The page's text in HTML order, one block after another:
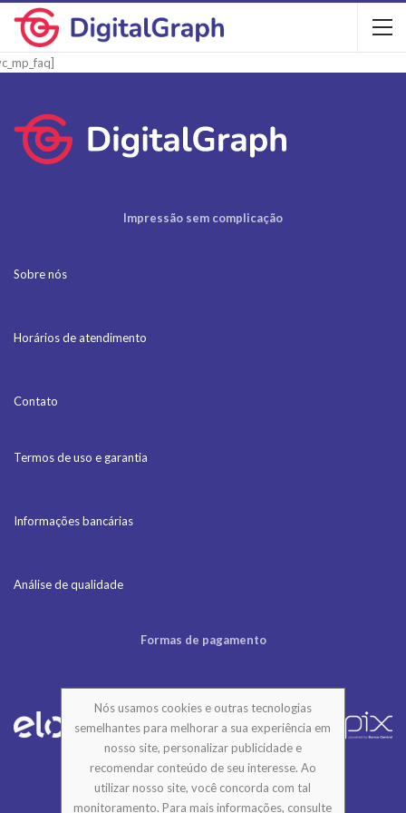
Impressão sem complicação
Sobre nós
Horários de atendimento
Contato
Termos de uso e garantia
Informações bancárias
Análise de qualidade
Formas de pagamento
Nós usamos cookies e outras tecnologias
semelhantes para melhorar a sua experiência em
nosso site, personalizar publicidade e
recomendar conteúdo de seu interesse. Ao
utilizar nosso site, você concorda com tal
monitoramento. Para mais informações, consulte